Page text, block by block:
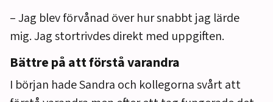
– Jag blev förvånad över hur snabbt jag lärde
mig. Jag stortrivdes direkt med uppgiften.
Bättre på att förstå varandra
I början hade Sandra och kollegorna svårt att